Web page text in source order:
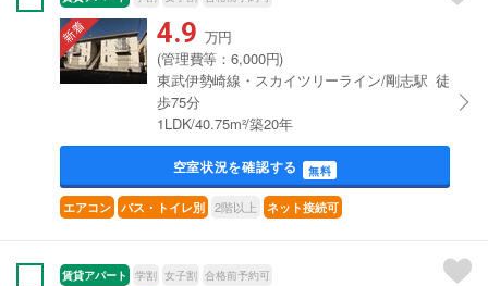
4.9 万円
(管理費等：6,000円)
東武伊勢崎線・スカイツリーライン/剛志駅 徒
歩75分
1LDK/40.75m²/築20年
空室状況を確認する 無料
エアコン バス・トイレ別 2階以上 ネット接続可
賃貸アパート 学割 女子割 合格前予約可